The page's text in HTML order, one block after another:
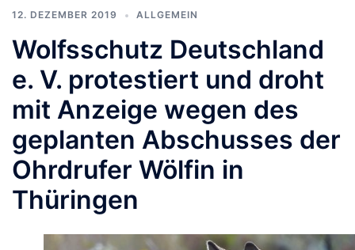
12. DEZEMBER 2019 ALLGEMEIN
Wolfsschutz Deutschland
e. V. protestiert und droht
mit Anzeige wegen des
geplanten Abschusses der
Ohrdrufer Wölfin in
Thüringen